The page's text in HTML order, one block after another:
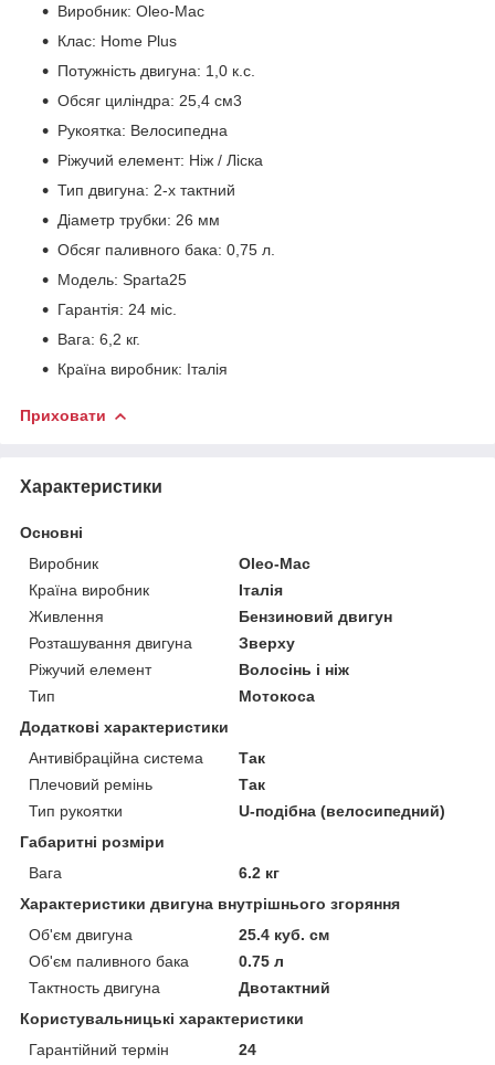
Виробник: Oleo-Mac
Клас: Home Plus
Потужність двигуна: 1,0 к.с.
Обсяг циліндра: 25,4 см3
Рукоятка: Велосипедна
Ріжучий елемент: Ніж / Ліска
Тип двигуна: 2-х тактний
Діаметр трубки: 26 мм
Обсяг паливного бака: 0,75 л.
Модель: Sparta25
Гарантія: 24 міс.
Вага: 6,2 кг.
Країна виробник: Італія
Приховати
Характеристики
Основні
Виробник
Oleo-Mac
Країна виробник
Італія
Живлення
Бензиновий двигун
Розташування двигуна
Зверху
Ріжучий елемент
Волосінь і ніж
Тип
Мотокоса
Додаткові характеристики
Антивібраційна система
Так
Плечовий ремінь
Так
Тип рукоятки
U-подібна (велосипедний)
Габаритні розміри
Вага
6.2 кг
Характеристики двигуна внутрішнього згоряння
Об'єм двигуна
25.4 куб. см
Об'єм паливного бака
0.75 л
Тактность двигуна
Двотактний
Користувальницькі характеристики
Гарантійний термін
24